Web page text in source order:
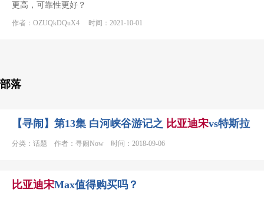
更高，可靠性更好？
作者：OZUQkDQuX4 时间：2021-10-01
部落
【寻闹】第13集 白河峡谷游记之 比亚迪宋vs特斯拉
分类：话题 作者：寻闹Now 时间：2018-09-06
比亚迪宋Max值得购买吗？